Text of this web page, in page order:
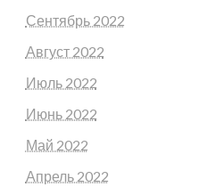
Сентябрь 2022
Август 2022
Июль 2022
Июнь 2022
Май 2022
Апрель 2022